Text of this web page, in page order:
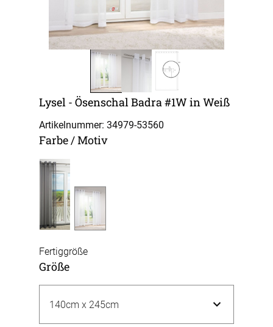
Lysel - Ösenschal Badra #1W in Weiß
Artikelnummer: 34979-53560
Farbe / Motiv
Fertiggröße
Größe